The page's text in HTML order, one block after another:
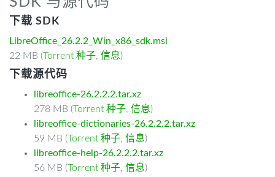
下载 SDK
LibreOffice_26.2.2_Win_x86_sdk.msi
22 MB (Torrent 种子, 信息)
下载源代码
libreoffice-26.2.2.2.tar.xz
278 MB (Torrent 种子, 信息)
libreoffice-dictionaries-26.2.2.2.tar.xz
59 MB (Torrent 种子, 信息)
libreoffice-help-26.2.2.2.tar.xz
56 MB (Torrent 种子, 信息)